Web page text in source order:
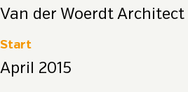
Van der Woerdt Architect
Start
April 2015